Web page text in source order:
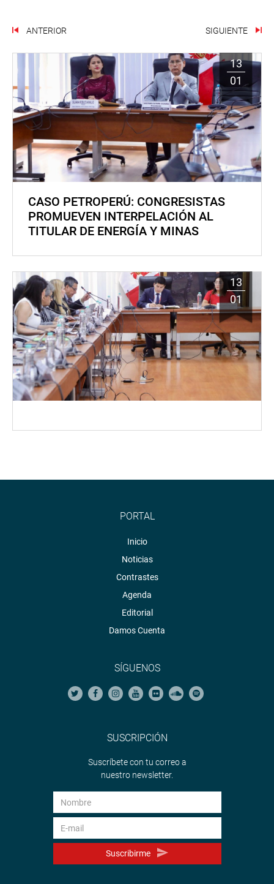
ANTERIOR SIGUIENTE
13
01
CASO PETROPERÚ: CONGRESISTAS
PROMUEVEN INTERPELACIÓN AL
TITULAR DE ENERGÍA Y MINAS
13
01
PORTAL
Inicio
Noticias
Contrastes
Agenda
Editorial
Damos Cuenta
SÍGUENOS
SUSCRIPCIÓN
Suscríbete con tu correo a
nuestro newsletter.
Suscribirme